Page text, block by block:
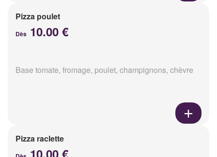
Pizza poulet
Dès 10.00 €
Base tomate, fromage, poulet, champignons, chèvre
Pizza raclette
10.00 €